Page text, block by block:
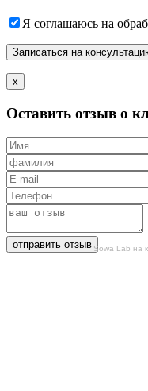
Sowa Lab на
Я соглашаюсь на
Записаться на
x
Оставить отзыв о
отправить отзыв